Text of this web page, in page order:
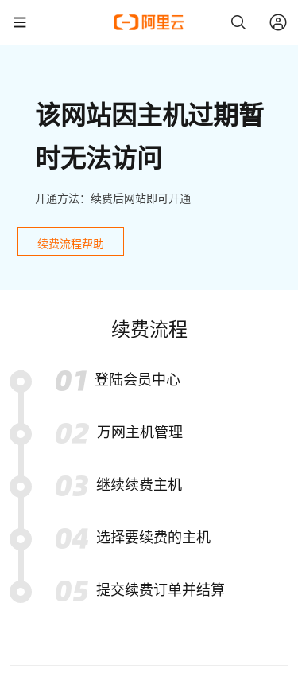
该网站因主机过期暂
时无法访问
开通方法：续费后网站即可开通
续费流程帮助
续费流程
登陆会员中心
万网主机管理
继续续费主机
选择要续费的主机
提交续费订单并结算